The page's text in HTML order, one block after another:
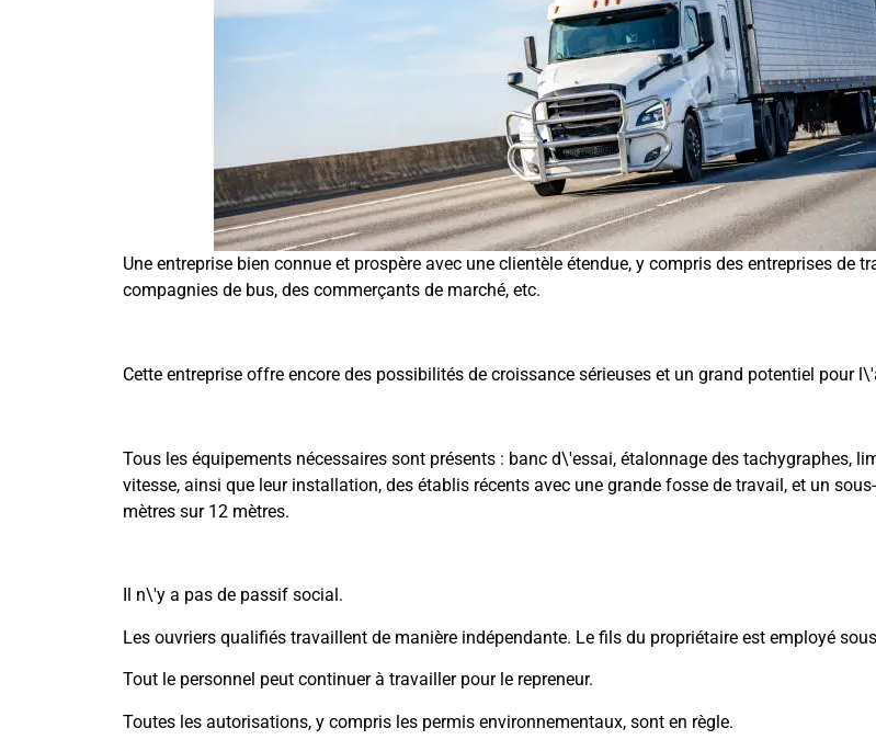
Une entreprise bien connue et prospère avec une clientèle étendue, y compris des entreprises de
compagnies de bus, des commerçants de marché, etc.
Cette entreprise offre encore des possibilités de croissance sérieuses et un grand potentiel pour
Tous les équipements nécessaires sont présents : banc d\'essai, étalonnage des tachygraphes,
vitesse, ainsi que leur installation, des établis récents avec une grande fosse de travail, et un
mètres sur 12 mètres.
Il n\'y a pas de passif social.
Les ouvriers qualifiés travaillent de manière indépendante. Le fils du propriétaire est employé
Tout le personnel peut continuer à travailler pour le repreneur.
Toutes les autorisations, y compris les permis environnementaux, sont en règle.